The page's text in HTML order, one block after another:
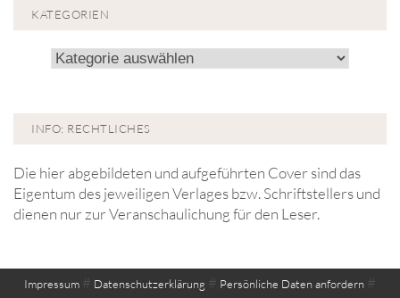
KATEGORIEN
Kategorien
INFO: RECHTLICHES
Die hier abgebildeten und aufgeführten Cover sind das
Eigentum des jeweiligen Verlages bzw. Schriftstellers und
dienen nur zur Veranschaulichung für den Leser.
Impressum # Datenschutzerklärung # Persönliche Daten anfordern #